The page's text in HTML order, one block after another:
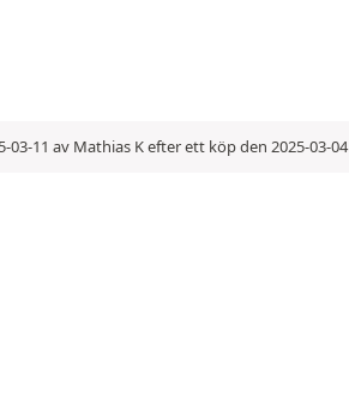
03-11 av Mathias K efter ett köp den 2025-03-04